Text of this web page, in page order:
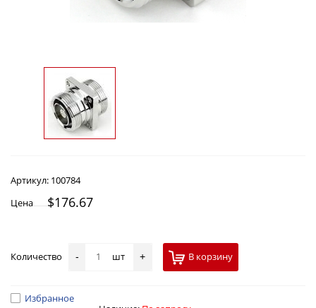
Артикул: 100784
Цена
$176.67
Количество - шт + В корзину
Избранное